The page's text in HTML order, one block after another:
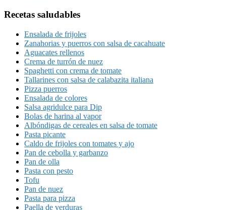
Recetas saludables
Ensalada de frijoles
Zanahorias y puerros con salsa de cacahuate
Aguacates rellenos
Crema de turrón de nuez
Spaghetti con crema de tomate
Tallarines con salsa de calabazita italiana
Pizza puerros
Ensalada de colores
Salsa agridulce para Dip
Bolas de harina al vapor
Albóndigas de cereales en salsa de tomate
Pasta picante
Caldo de frijoles con tomates y ajo
Pan de cebolla y garbanzo
Pan de olla
Pasta con pesto
Tofu
Pan de nuez
Pasta para pizza
Paella de verduras